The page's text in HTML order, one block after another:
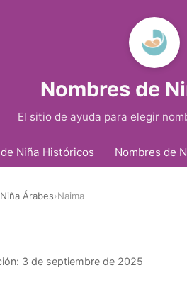
Nombres de
El sitio de ayuda para elegir
Niña Históricos Nombres de
Árabes›Naima
3 de septiembre de 2025